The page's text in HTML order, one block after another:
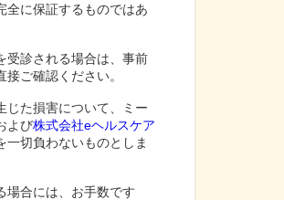
全に保証するものではあ
受診される場合は、事前
ご確認ください。
じた損害について、ミー
よび株式会社eヘルスケア
一切負わないものとしま
場合には、お手数です